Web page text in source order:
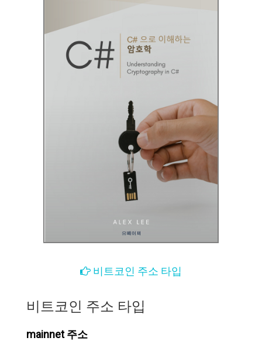
비트코인 주소 타입
비트코인 주소 타입
mainnet 주소